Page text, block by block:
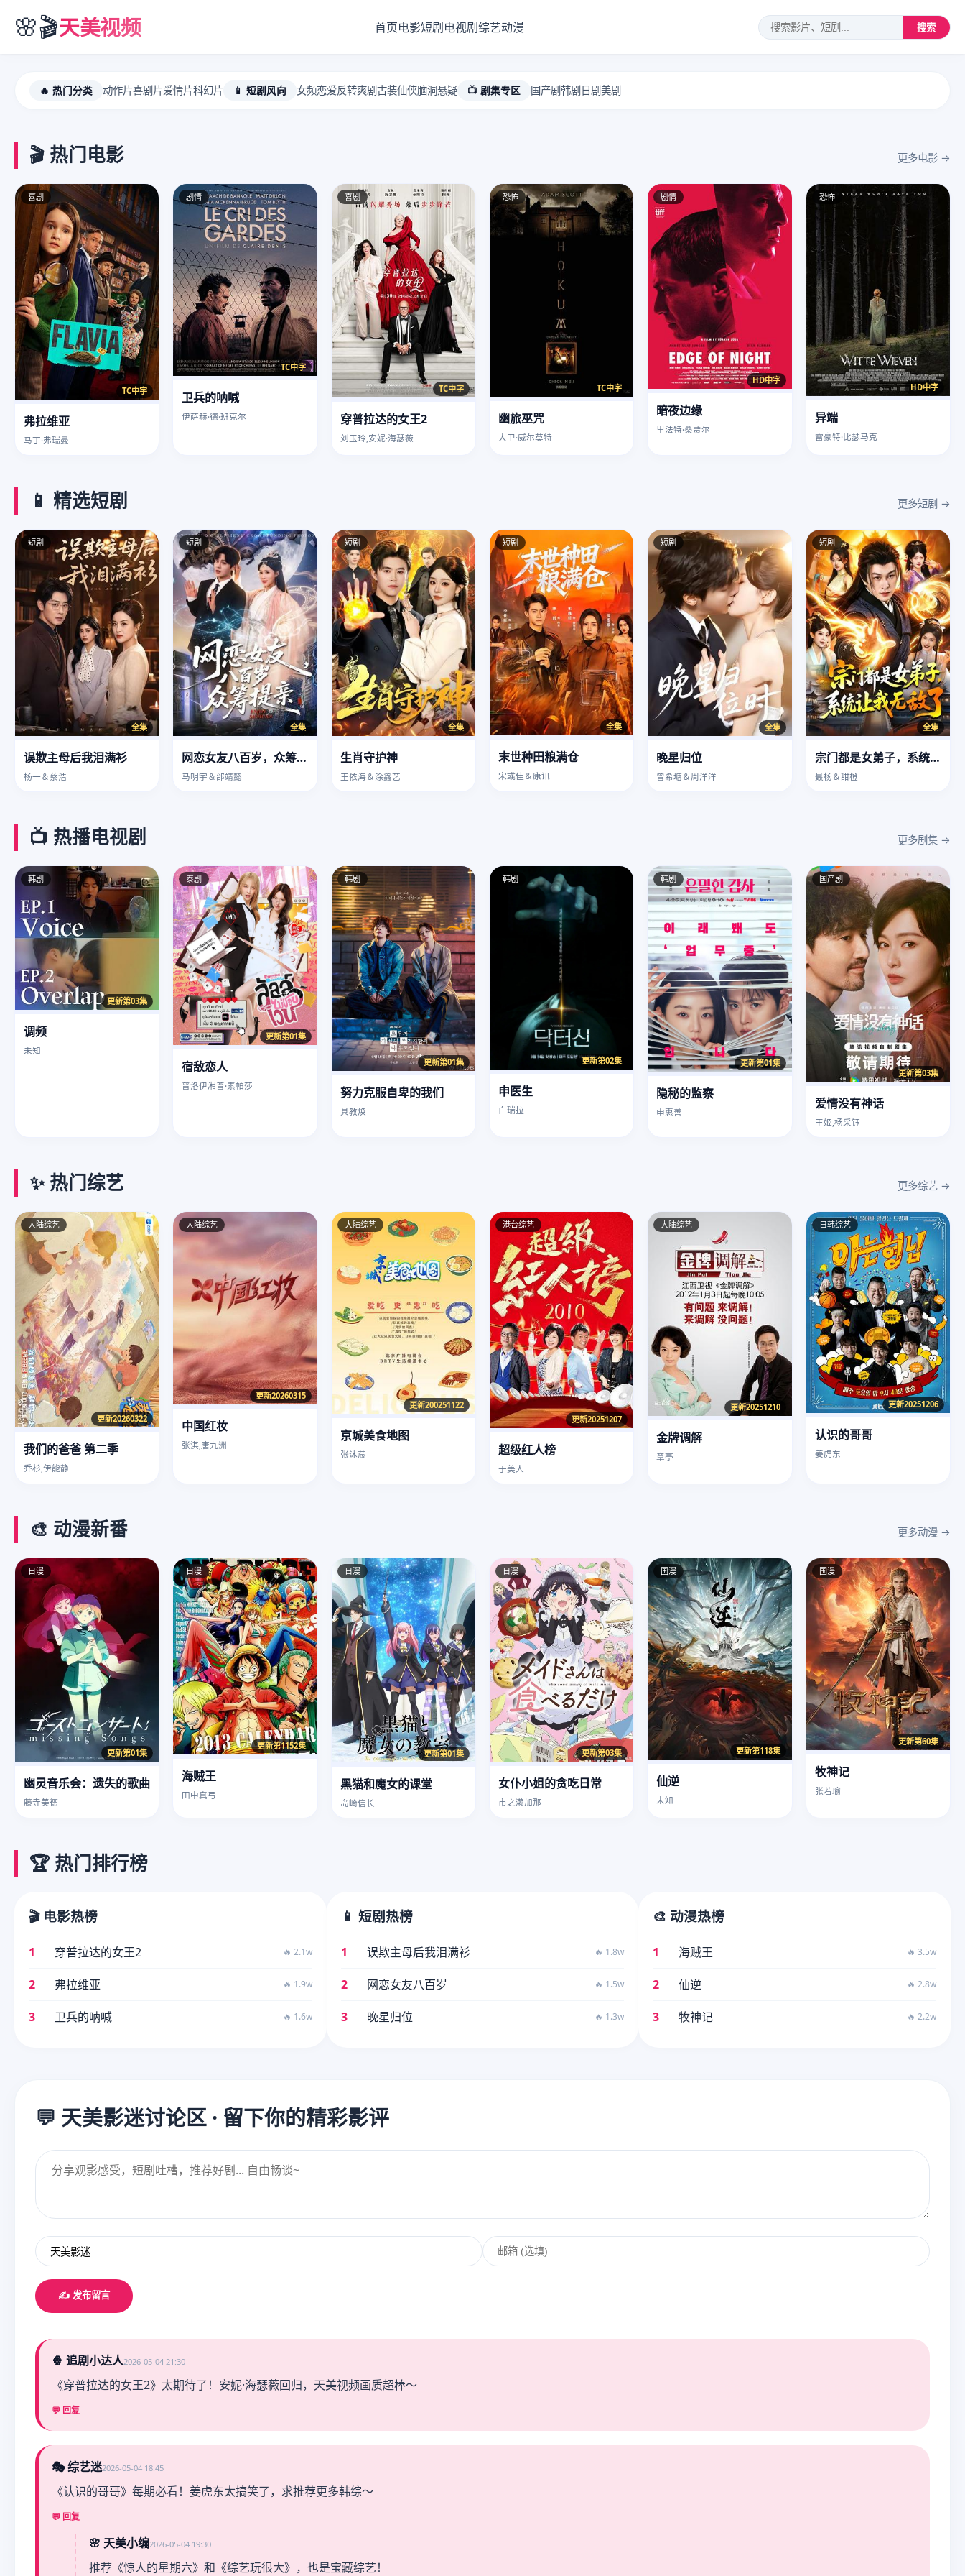
🌸🎬天美视频 首页电影短剧电视剧综艺动漫 搜索
🔥 热门分类 动作片喜剧片爱情片科幻片 📱 短剧风向 女频恋爱反转爽剧古装仙侠脑洞悬疑 📺 剧集专区 国产剧韩剧日剧美剧
🎬 热门电影 更多电影 →
喜剧
TC中字
弗拉维亚
马丁·弗瑞曼
剧情
TC中字
卫兵的呐喊
伊萨赫·德·班克尔
喜剧
TC中字
穿普拉达的女王2
刘玉玲,安妮·海瑟薇
恐怖
TC中字
幽旅巫咒
大卫·威尔莫特
剧情
HD中字
暗夜边缘
里法特·桑贾尔
恐怖
HD中字
异端
雷豪特·比瑟马克
📱 精选短剧 更多短剧 →
短剧
全集
误欺主母后我泪满衫
杨一＆蔡浩
短剧
全集
网恋女友八百岁，众筹提亲
马明宇＆邰靖懿
短剧
全集
生肖守护神
王依海＆涂鑫艺
短剧
全集
末世种田粮满仓
宋彧佳＆康讯
短剧
全集
晚星归位
曾希塘＆周洋洋
短剧
全集
宗门都是女弟子，系统让我无敌了
聂杨＆甜橙
📺 热播电视剧 更多剧集 →
韩剧
更新第03集
调频
未知
泰剧
更新第01集
宿敌恋人
普洛伊湘普·素帕莎
韩剧
更新第01集
努力克服自卑的我们
具教焕
韩剧
更新第02集
申医生
白瑞拉
韩剧
更新第01集
隐秘的监察
申惠善
国产剧
更新第03集
爱情没有神话
王姬,杨采钰
✨ 热门综艺 更多综艺 →
大陆综艺
更新20260322
我们的爸爸 第二季
乔杉,伊能静
大陆综艺
更新20260315
中国红妆
张淇,唐九洲
大陆综艺
更新200251122
京城美食地图
张沐莀
港台综艺
更新20251207
超级红人榜
于美人
大陆综艺
更新20251210
金牌调解
章亭
日韩综艺
更新20251206
认识的哥哥
姜虎东
🎨 动漫新番 更多动漫 →
日漫
更新第01集
幽灵音乐会：遗失的歌曲
藤寺美德
日漫
更新第1152集
海贼王
田中真弓
日漫
更新第01集
黑猫和魔女的课堂
岛崎信长
日漫
更新第03集
女仆小姐的贪吃日常
市之濑加那
国漫
更新第118集
仙逆
未知
国漫
更新第60集
牧神记
张若瑜
🏆 热门排行榜
🎬 电影热榜
1 穿普拉达的女王2 🔥 2.1w
2 弗拉维亚 🔥 1.9w
3 卫兵的呐喊 🔥 1.6w
📱 短剧热榜
1 误欺主母后我泪满衫 🔥 1.8w
2 网恋女友八百岁 🔥 1.5w
3 晚星归位 🔥 1.3w
🎨 动漫热榜
1 海贼王 🔥 3.5w
2 仙逆 🔥 2.8w
3 牧神记 🔥 2.2w
💬 天美影迷讨论区 · 留下你的精彩影评
✍️ 发布留言
🍿 追剧小达人2026-05-04 21:30
《穿普拉达的女王2》太期待了！安妮·海瑟薇回归，天美视频画质超棒～
💬 回复
🎭 综艺迷2026-05-04 18:45
《认识的哥哥》每期必看！姜虎东太搞笑了，求推荐更多韩综～
💬 回复
🌸 天美小编2026-05-04 19:30
推荐《惊人的星期六》和《综艺玩很大》，也是宝藏综艺！